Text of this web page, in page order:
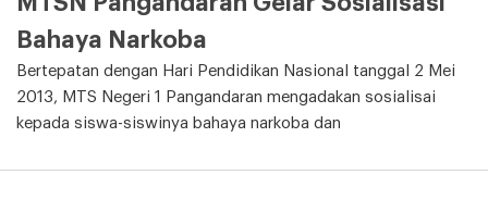
Bahaya Narkoba
Bertepatan dengan Hari Pendidikan Nasional tanggal 2 Mei
2013, MTS Negeri 1 Pangandaran mengadakan sosialisai
kepada siswa-siswinya bahaya narkoba dan